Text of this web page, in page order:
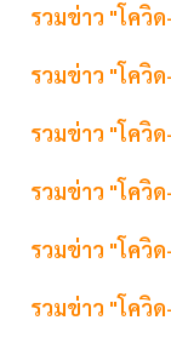
รวมข่าว "โควิ
รวมข่าว "โควิ
รวมข่าว "โควิ
รวมข่าว "โควิ
รวมข่าว "โควิ
รวมข่าว "โควิ